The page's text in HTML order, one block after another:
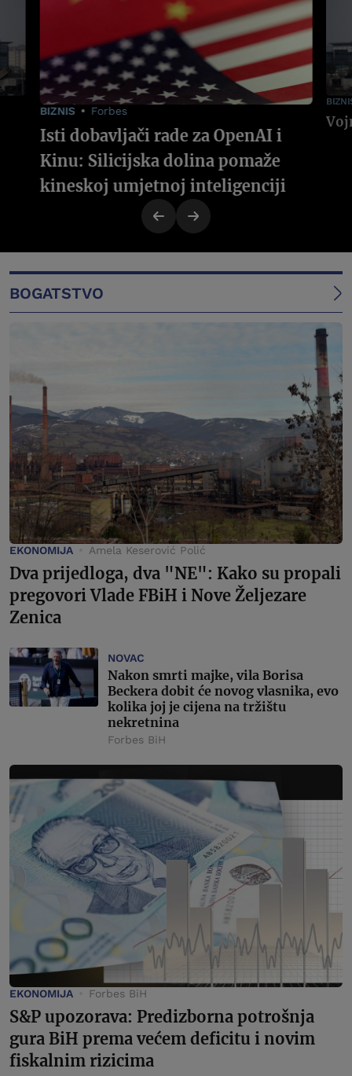
BIZNIS Forbes
Isti dobavljači rade za OpenAI i
Kinu: Silicijska dolina pomaže
kineskoj umjetnoj inteligenciji
BOGATSTVO
EKONOMIJA Amela Keserović Polić
Dva prijedloga, dva "NE": Kako su propali
pregovori Vlade FBiH i Nove Željezare
Zenica
NOVAC
Nakon smrti majke, vila Borisa
Beckera dobit će novog vlasnika, evo
kolika joj je cijena na tržištu
nekretnina
Forbes BiH
EKONOMIJA Forbes BiH
S&P upozorava: Predizborna potrošnja
gura BiH prema većem deficitu i novim
fiskalnim rizicima